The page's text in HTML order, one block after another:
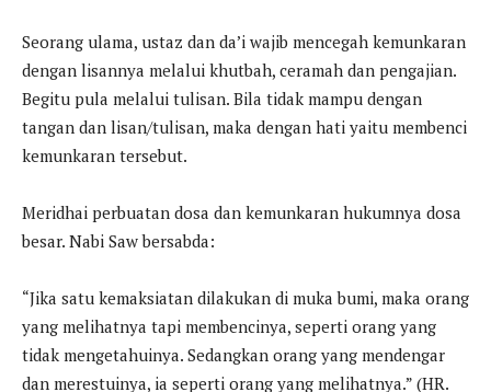
Seorang ulama, ustaz dan da’i wajib mencegah kemunkaran
dengan lisannya melalui khutbah, ceramah dan pengajian.
Begitu pula melalui tulisan. Bila tidak mampu dengan
tangan dan lisan/tulisan, maka dengan hati yaitu membenci
kemunkaran tersebut.
Meridhai perbuatan dosa dan kemunkaran hukumnya dosa
besar. Nabi Saw bersabda:
“Jika satu kemaksiatan dilakukan di muka bumi, maka orang
yang melihatnya tapi membencinya, seperti orang yang
tidak mengetahuinya. Sedangkan orang yang mendengar
dan merestuinya, ia seperti orang yang melihatnya.” (HR.